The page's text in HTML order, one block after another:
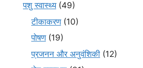
पशु स्वास्थ्य(49)
टीकाकरण(10)
पोषण(19)
प्रजनन और अनुवंशिकी (12)